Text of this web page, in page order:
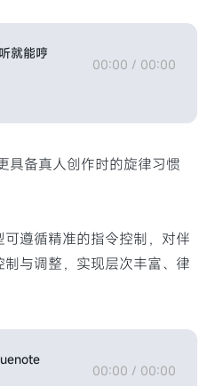
就能哼
00:00 / 00:00
具备真人创作时的旋律习惯
遵循精准的指令控制，对伴
与调整，实现层次丰富、律
00:00 / 00:00